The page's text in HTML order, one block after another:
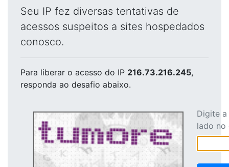
Seu IP fez diversas tentativas de
acessos suspeitos a sites hospedados
conosco.
Para liberar o acesso do IP 216.73.216.245,
responda ao desafio abaixo.
Digite
lado no